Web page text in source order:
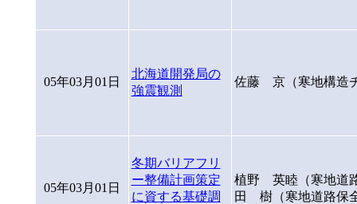
05年03月01日
北海道開発局の
強震観測
佐藤 京（寒地構造
05年03月01日
冬期バリアフリ
ー整備計画策定
に資する基礎調
植野 英睦（寒地道
田 樹（寒地道路保